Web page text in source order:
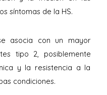
síntomas de la HS.
asocia con un mayor
tipo 2, posiblemente
y la resistencia a la
condiciones.